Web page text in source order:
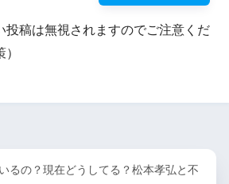
投稿は無視されますのでご注意くだ
るの？現在どうしてる？松本孝弘と不